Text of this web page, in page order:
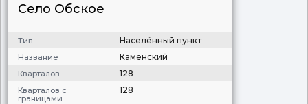
Село Обское
Тип Населённый пункт
Название Каменский
Кварталов 128
Кварталов с
границами
128